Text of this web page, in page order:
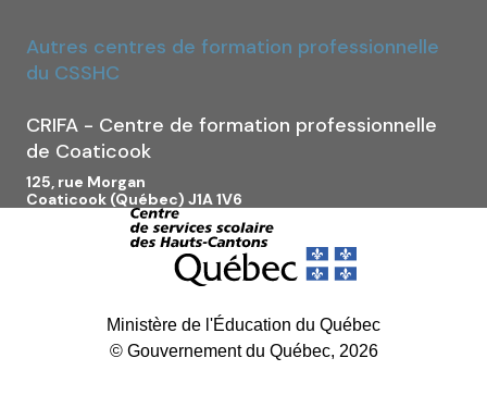
Autres centres de formation professionnelle
du CSSHC
CRIFA - Centre de formation professionnelle
de Coaticook
125, rue Morgan
Coaticook (Québec) J1A 1V6
Ministère de l'Éducation du Québec
© Gouvernement du Québec, 2026